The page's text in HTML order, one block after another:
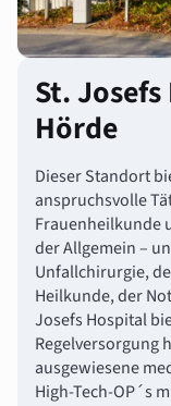
St. Josefs Hospital Dortmund-
Hörde
Dieser Standort
anspruchsvolle
Frauenheilkunde
der Allgemein –
Unfallchirurgie,
Heilkunde, der
Josefs Hospital
Regelversorgung
ausgewiesene
High-Tech-OP´s